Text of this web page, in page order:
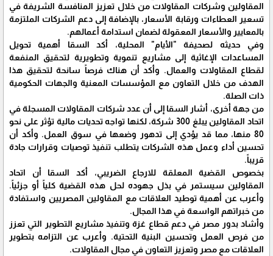
المقاولين وشركات المقاولات من خلال تعزيز المنافسة الشريفة في
تسعير العطاءات ورقابة الأسعار، بالإضافة إلى دعم الشركات الملتزمة
بالمعايير والأسعار المعقولة لضمان استدامة أعمالهم.
وفي حديثه لصحيفة "الأيام" المحلية، أكد السقا أهمية تحويل
المساعدات الإغاثية إلى مشاريع تنموية وتطويرية لتحقيق المنفعة
لقطاع المقاولات والعمال. وأكد أن هناك فرصاً سانحة لتحقيق هذا
الهدف من خلال التعاون مع المؤسسات المعنية والجهات الحكومية
ذات الصلة.
من جهة أخرى، أشار السقا إلى أن عدد شركات المقاولات المسجلة في
اتحاد المقاولين يبلغ 300 شركة، لكنها تواجه تحديات مالية تؤثر على نحو
80 منها، مما قد يؤدي إلى تدهور وضعها في سوق العمل. وأكد أن
تحسين أداء وعمل هذه الشركات يتطلب تنفيذ توصيات وقرارات جادة
قريباً.
بخصوص القضية المعلقة للارجاع الضريبي، أكد السقا أن اتحاد
المقاولين سيستمر في بذل جهوده لحل هذه القضية كلياً أو جزئياً.
وأعرب عن أهمية توطيد العلاقات مع المقاولين المصريين واستفادة
من خبراتهم الواسعة في هذا المجال.
وأشاد بدور مصر في دعم قطاع غزة وتنفيذ مشاريع التطوير التي تعزز
من فرص العمل وتحسين البنية التحتية. وأعرب عن التزامه بتطوير
العلاقات مع مصر وتعزيز التعاون في مجال المقاولات.